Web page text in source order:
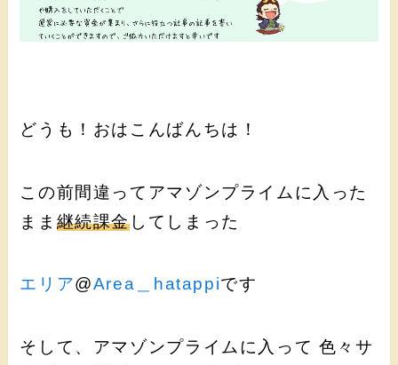
どうも！おはこんばんちは！
この前間違ってアマゾンプライムに入った
まま 継続課金してしまった
エリア@Area＿hatappiです
そして、アマゾンプライムに入って 色々サ